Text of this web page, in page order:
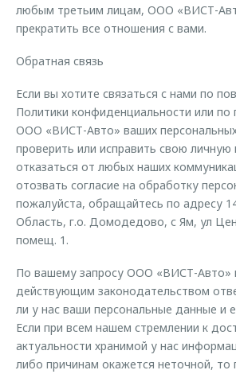
любым третьим лицам, ООО «ВИСТ-
прекратить все отношения с вами.
Обратная связь
Если вы хотите связаться с нами по
Политики конфиденциальности или
ООО «ВИСТ-Авто» ваших
проверить или исправить свою
отказаться от любых наших
отозвать согласие на обработку
пожалуйста, обращайтесь по адресу
Область, г.о. Домодедово, с Ям, ул
помещ. 1.
По вашему запросу ООО «ВИСТ-Авто»
действующим законодательством
ли у нас ваши персональные данные и
Если при всем нашем стремлении к
актуальности хранимой у нас
либо причинам окажется неточной,